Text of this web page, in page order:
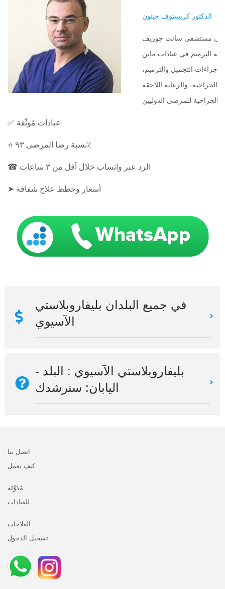
الدكتور كريستوف جيثون
في مستشفى سانت جوزيف
الترميم في عيادات ماين
التجميل والترميم،
والرعاية اللاحقة
✅ عيادات مُوثّقة
⭐ نسبة رضا المرضى ٩٣٪
☎ الرد عبر واتساب خلال أقل من ٣ ساعات
➤ أسعار وخطط علاج شفافة
في جميع البلدان بليفاروبلاستي
الآسيوي
بليفاروبلاستي الآسيوي : البلد -
اليابان: سنرشدك
اتصل بنا
كيف يعمل
مُدَوَّنَة
للعيادات
العلاجات
تسجيل الدخول